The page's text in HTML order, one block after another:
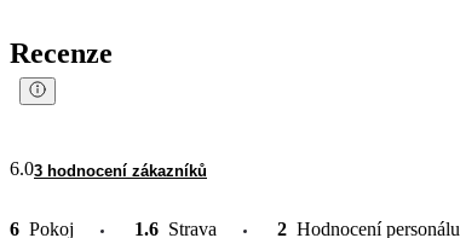
Recenze
6.03 hodnocení zákazníků
6 Pokoj 1.6 Strava 2 Hodnocení personálu